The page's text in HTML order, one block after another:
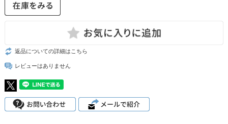
返品についての詳細はこちら
レビューはありません